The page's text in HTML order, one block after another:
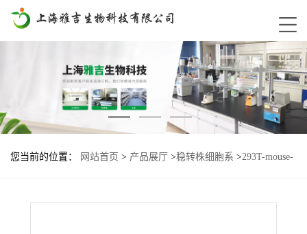
您当前的位置： 网站首页 > 产品展厅 >稳转株细胞系 >293T-mouse-